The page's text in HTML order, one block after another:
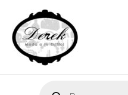
contenido